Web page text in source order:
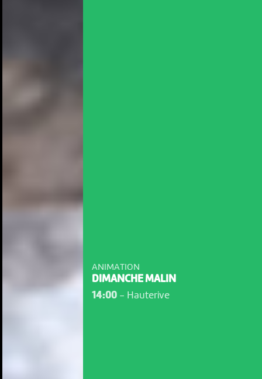
ANIMATION
DIMANCHE MALIN
14:00- Hauterive